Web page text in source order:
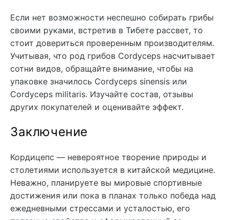
Если нет возможности неспешно собирать грибы
своими руками, встретив в Тибете рассвет, то
стоит довериться проверенным производителям.
Учитывая, что род грибов Cordyceps насчитывает
сотни видов, обращайте внимание, чтобы на
упаковке значилось Cordyceps sinensis или
Cordyceps militaris. Изучайте состав, отзывы
других покупателей и оценивайте эффект.
Заключение
Кордицепс — невероятное творение природы и
столетиями используется в китайской медицине.
Неважно, планируете вы мировые спортивные
достижения или пока в планах только победа над
ежедневными стрессами и усталостью, его